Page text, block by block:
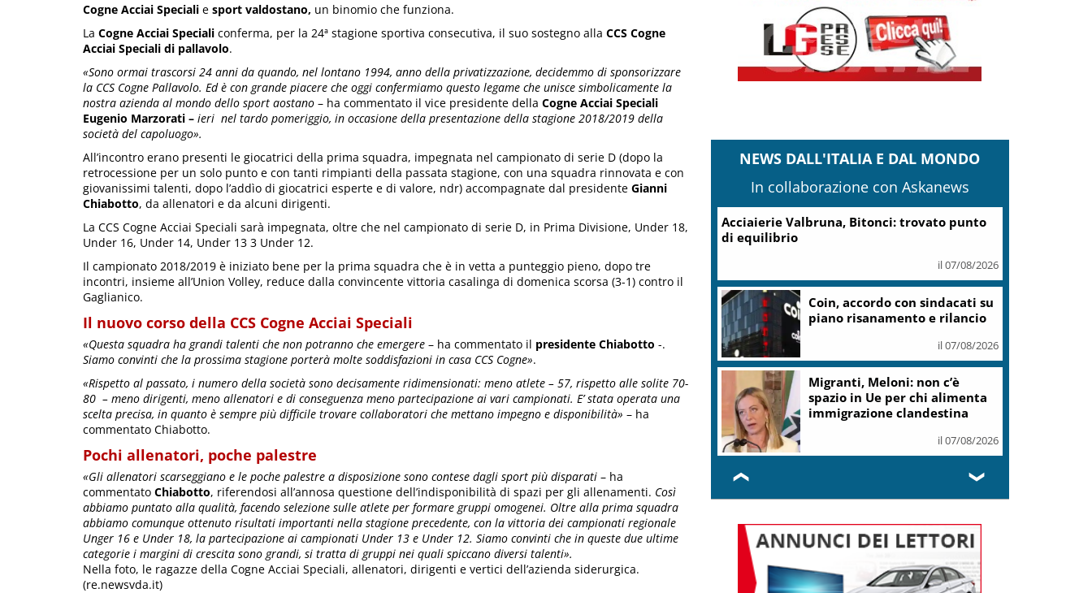
Cogne Acciai Speciali e sport valdostano, un binomio che funziona.
La Cogne Acciai Speciali conferma, per la 24ª stagione sportiva consecutiva, il suo sostegno alla CCS Cogne
Acciai Speciali di pallavolo.
«Sono ormai trascorsi 24 anni da quando, nel lontano 1994, anno della privatizzazione, decidemmo di sponsorizzare
la CCS Cogne Pallavolo. Ed è con grande piacere che oggi confermiamo questo legame che unisce simbolicamente la
nostra azienda al mondo dello sport aostano – ha commentato il vice presidente della Cogne Acciai Speciali
Eugenio Marzorati – ieri nel tardo pomeriggio, in occasione della presentazione della stagione 2018/2019 della
società del capoluogo».
All’incontro erano presenti le giocatrici della prima squadra, impegnata nel campionato di serie D (dopo la
retrocessione per un solo punto e con tanti rimpianti della passata stagione, con una squadra rinnovata e con
giovanissimi talenti, dopo l’addìo di giocatrici esperte e di valore, ndr) accompagnate dal presidente Gianni
Chiabotto, da allenatori e da alcuni dirigenti.
La CCS Cogne Acciai Speciali sarà impegnata, oltre che nel campionato di serie D, in Prima Divisione, Under 18,
Under 16, Under 14, Under 13 3 Under 12.
Il campionato 2018/2019 è iniziato bene per la prima squadra che è in vetta a punteggio pieno, dopo tre
incontri, insieme all’Union Volley, reduce dalla convincente vittoria casalinga di domenica scorsa (3-1) contro il
Gaglianico.
Il nuovo corso della CCS Cogne Acciai Speciali
«Questa squadra ha grandi talenti che non potranno che emergere – ha commentato il presidente Chiabotto -.
Siamo convinti che la prossima stagione porterà molte soddisfazioni in casa CCS Cogne».
«Rispetto al passato, i numero della società sono decisamente ridimensionati: meno atlete – 57, rispetto alle solite 70-
80 – meno dirigenti, meno allenatori e di conseguenza meno partecipazione ai vari campionati. E’ stata operata una
scelta precisa, in quanto è sempre più difficile trovare collaboratori che mettano impegno e disponibilità» – ha
commentato Chiabotto.
Pochi allenatori, poche palestre
«Gli allenatori scarseggiano e le poche palestre a disposizione sono contese dagli sport più disparati – ha
commentato Chiabotto, riferendosi all’annosa questione dell’indisponibilità di spazi per gli allenamenti. Così
abbiamo puntato alla qualità, facendo selezione sulle atlete per formare gruppi omogenei. Oltre alla prima squadra
abbiamo comunque ottenuto risultati importanti nella stagione precedente, con la vittoria dei campionati regionale
Unger 16 e Under 18, la partecipazione ai campionati Under 13 e Under 12. Siamo convinti che in queste due ultime
categorie i margini di crescita sono grandi, si tratta di gruppi nei quali spiccano diversi talenti».
Nella foto, le ragazze della Cogne Acciai Speciali, allenatori, dirigenti e vertici dell’azienda siderurgica.
(re.newsvda.it)
NEWS DALL'ITALIA E DAL MONDO
In collaborazione con Askanews
Acciaierie Valbruna, Bitonci: trovato punto
di equilibrio
il 07/08/2026
Coin, accordo con sindacati su
piano risanamento e rilancio
il 07/08/2026
Migranti, Meloni: non c’è
spazio in Ue per chi alimenta
immigrazione clandestina
il 07/08/2026
❮ ❯